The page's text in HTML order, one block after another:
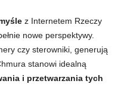
z Internetem Rzeczy
nowe perspektywy.
czy sterowniki, generują
stanowi idealną
i przetwarzania tych